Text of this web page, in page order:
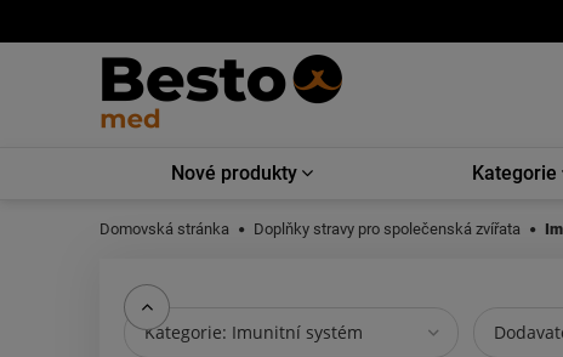
Nové produkty Kategorie
Domovská stránka Doplňky stravy pro společenská zvířata
Kategorie: Imunitní systém